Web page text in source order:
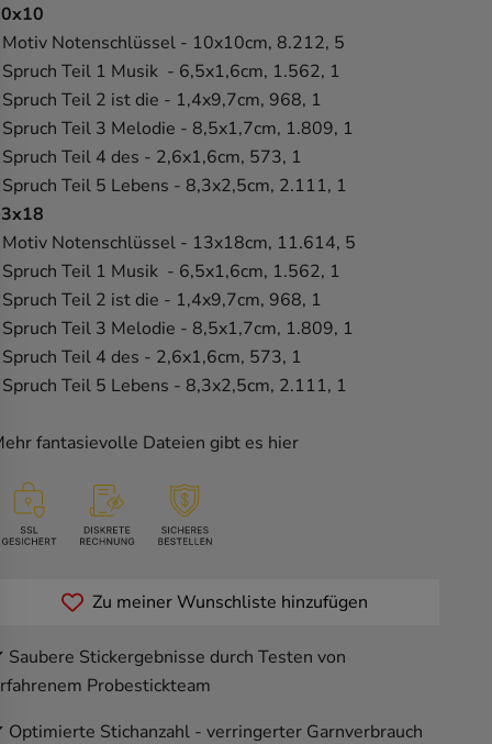
Notenschlüssel - 10x10cm, 8.212, 5
Teil 1 Musik - 6,5x1,6cm, 1.562, 1
Teil 2 ist die - 1,4x9,7cm, 968, 1
Teil 3 Melodie - 8,5x1,7cm, 1.809, 1
Teil 4 des - 2,6x1,6cm, 573, 1
Teil 5 Lebens - 8,3x2,5cm, 2.111, 1
Notenschlüssel - 13x18cm, 11.614, 5
Teil 1 Musik - 6,5x1,6cm, 1.562, 1
Teil 2 ist die - 1,4x9,7cm, 968, 1
Teil 3 Melodie - 8,5x1,7cm, 1.809, 1
Teil 4 des - 2,6x1,6cm, 573, 1
Teil 5 Lebens - 8,3x2,5cm, 2.111, 1
fantasievolle Dateiengibt es hier
Zu meiner Wunschliste hinzufügen
Saubere Stickergebnisse durch Testen von
Probestickteam
Optimierte Stichanzahl - verringerter Garnverbrauch